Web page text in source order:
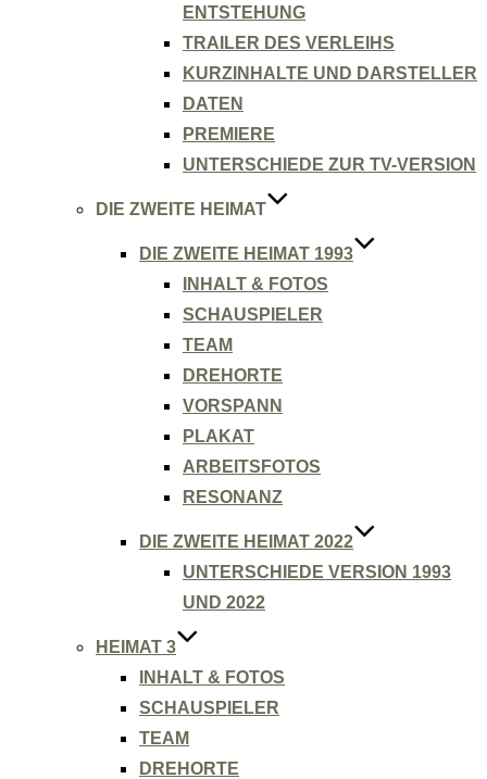
ENTSTEHUNG
TRAILER DES VERLEIHS
KURZINHALTE UND DARSTELLER
DATEN
PREMIERE
UNTERSCHIEDE ZUR TV-VERSION
DIE ZWEITE HEIMAT
DIE ZWEITE HEIMAT 1993
INHALT & FOTOS
SCHAUSPIELER
TEAM
DREHORTE
VORSPANN
PLAKAT
ARBEITSFOTOS
RESONANZ
DIE ZWEITE HEIMAT 2022
UNTERSCHIEDE VERSION 1993
UND 2022
HEIMAT 3
INHALT & FOTOS
SCHAUSPIELER
TEAM
DREHORTE